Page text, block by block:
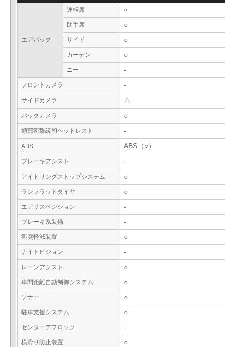
エアバッグ
運転席 ○
助手席 ○
サイド ○
カーテン ○
ニー -
フロントカメラ -
サイドカメラ △
バックカメラ ○
頸部衝撃緩和ヘッドレスト -
ABS ABS（○）
ブレーキアシスト -
アイドリングストップシステム ○
ランフラットタイヤ ○
エアサスペンション -
ブレーキ系装備 -
衝突軽減装置 ○
ナイトビジョン -
レーンアシスト ○
車間距離自動制御システム ○
ソナー ○
駐車支援システム ○
センターデフロック -
横滑り防止装置 ○